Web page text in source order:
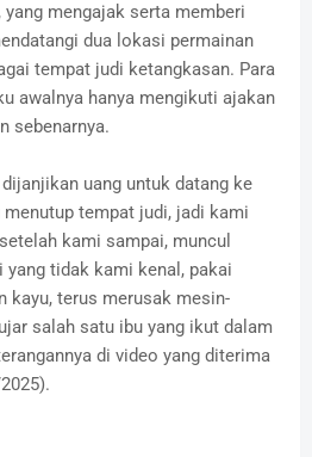
mengajak serta memberi
dua lokasi permainan
tempat judi ketangkasan. Para
awalnya hanya mengikuti ajakan
sebenarnya.
uang untuk datang ke
tempat judi, jadi kami
kami sampai, muncul
yang tidak kami kenal, pakai
kayu, terus merusak mesin-
salah satu ibu yang ikut dalam
di video yang diterima